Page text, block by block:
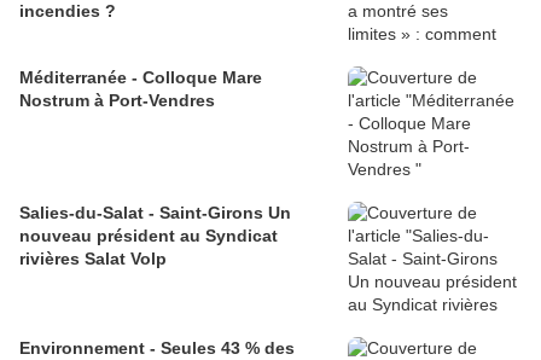
incendies ?
Méditerranée - Colloque Mare
Nostrum à Port-Vendres
Salies-du-Salat - Saint-Girons Un
nouveau président au Syndicat
rivières Salat Volp
Environnement - Seules 43 % des